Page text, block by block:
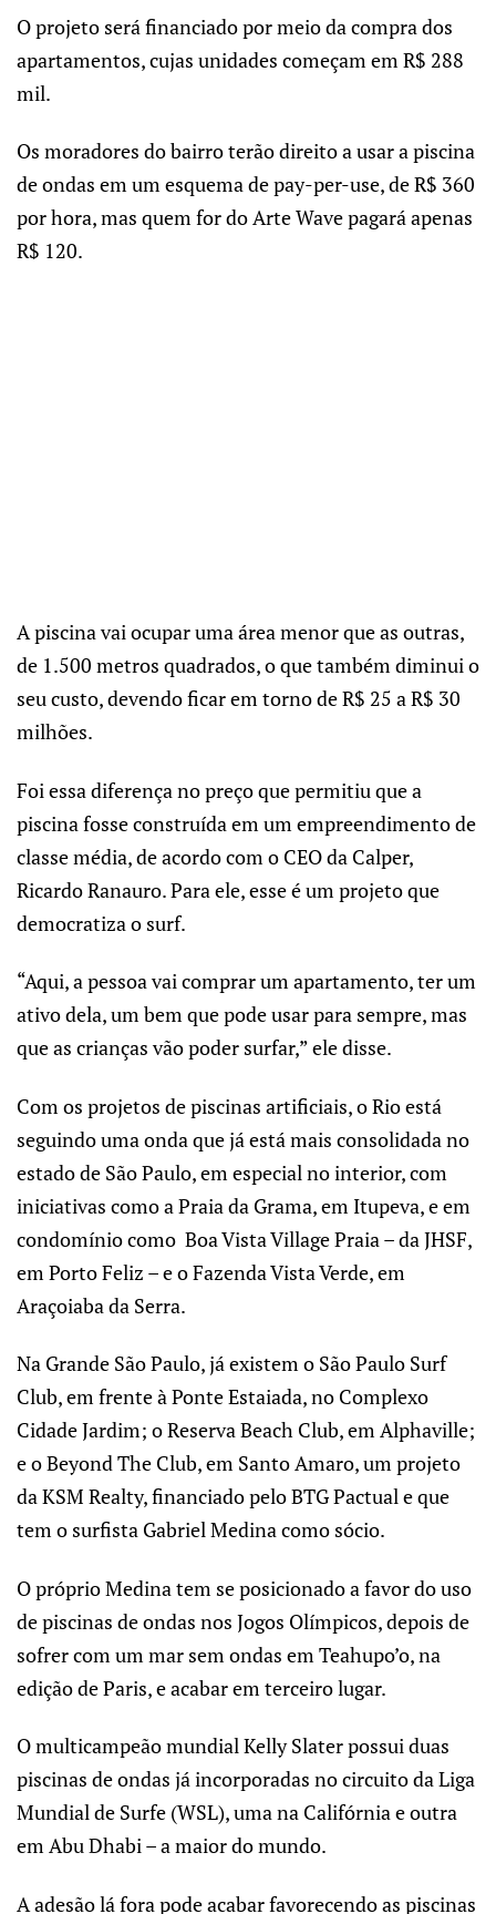
O projeto será financiado por meio da compra dos
apartamentos, cujas unidades começam em R$ 288
mil.
Os moradores do bairro terão direito a usar a piscina
de ondas em um esquema de pay-per-use, de R$ 360
por hora, mas quem for do Arte Wave pagará apenas
R$ 120.
A piscina vai ocupar uma área menor que as outras,
de 1.500 metros quadrados, o que também diminui o
seu custo, devendo ficar em torno de R$ 25 a R$ 30
milhões.
Foi essa diferença no preço que permitiu que a
piscina fosse construída em um empreendimento de
classe média, de acordo com o CEO da Calper,
Ricardo Ranauro. Para ele, esse é um projeto que
democratiza o surf.
“Aqui, a pessoa vai comprar um apartamento, ter um
ativo dela, um bem que pode usar para sempre, mas
que as crianças vão poder surfar,” ele disse.
Com os projetos de piscinas artificiais, o Rio está
seguindo uma onda que já está mais consolidada no
estado de São Paulo, em especial no interior, com
iniciativas como a Praia da Grama, em Itupeva, e em
condomínio como Boa Vista Village Praia – da JHSF,
em Porto Feliz – e o Fazenda Vista Verde, em
Araçoiaba da Serra.
Na Grande São Paulo, já existem o São Paulo Surf
Club, em frente à Ponte Estaiada, no Complexo
Cidade Jardim; o Reserva Beach Club, em Alphaville;
e o Beyond The Club, em Santo Amaro, um projeto
da KSM Realty, financiado pelo BTG Pactual e que
tem o surfista Gabriel Medina como sócio.
O próprio Medina tem se posicionado a favor do uso
de piscinas de ondas nos Jogos Olímpicos, depois de
sofrer com um mar sem ondas em Teahupo’o, na
edição de Paris, e acabar em terceiro lugar.
O multicampeão mundial Kelly Slater possui duas
piscinas de ondas já incorporadas no circuito da Liga
Mundial de Surfe (WSL), uma na Califórnia e outra
em Abu Dhabi – a maior do mundo.
A adesão lá fora pode acabar favorecendo as piscinas